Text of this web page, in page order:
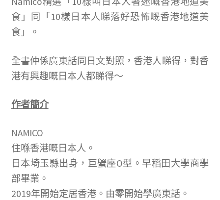
食」同「10樣日本人睇落好恐怖嘅香港地道美
食」。
全書仲係廣東話同日文對照，香港人睇得，對香
港有興趣嘅日本人都睇得～
作者簡介
NAMICO
住喺香港嘅日本人。
日本埼玉縣出身，巨蟹座O型。早稻田大學商學
部畢業。
2019年開始定居香港。由零開始學廣東話。